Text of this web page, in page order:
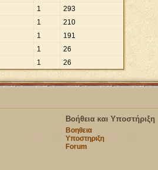
1
293
1
210
1
191
1
26
1 26
Βοήθεια και Υποστήριξη
Βοηθεια
Υποστηριξη
Forum